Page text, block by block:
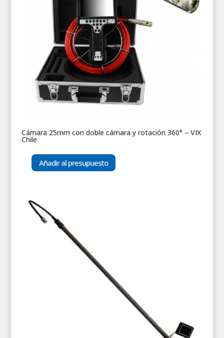
Cámara 25mm con doble cámara y rotación 360° – VIX
Chile
Añadir al presupuesto